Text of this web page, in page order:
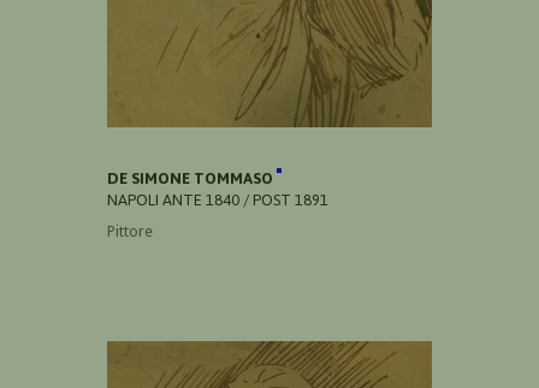
DE SIMONE TOMMASO
NAPOLI ANTE 1840 / POST 1891
Pittore